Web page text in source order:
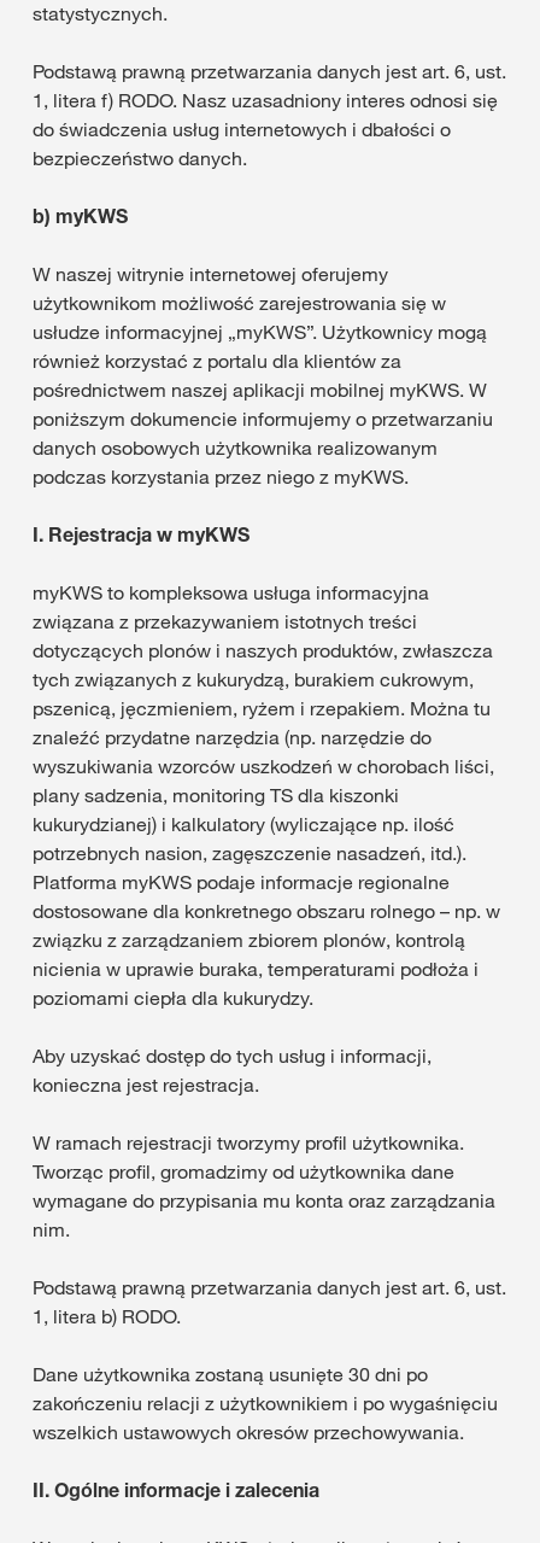
statystycznych.
Podstawą prawną przetwarzania danych jest art. 6, ust.
1, litera f) RODO. Nasz uzasadniony interes odnosi się
do świadczenia usług internetowych i dbałości o
bezpieczeństwo danych.
b) myKWS
W naszej witrynie internetowej oferujemy
użytkownikom możliwość zarejestrowania się w
usłudze informacyjnej „myKWS”. Użytkownicy mogą
również korzystać z portalu dla klientów za
pośrednictwem naszej aplikacji mobilnej myKWS. W
poniższym dokumencie informujemy o przetwarzaniu
danych osobowych użytkownika realizowanym
podczas korzystania przez niego z myKWS.
I. Rejestracja w myKWS
myKWS to kompleksowa usługa informacyjna
związana z przekazywaniem istotnych treści
dotyczących plonów i naszych produktów, zwłaszcza
tych związanych z kukurydzą, burakiem cukrowym,
pszenicą, jęczmieniem, ryżem i rzepakiem. Można tu
znaleźć przydatne narzędzia (np. narzędzie do
wyszukiwania wzorców uszkodzeń w chorobach liści,
plany sadzenia, monitoring TS dla kiszonki
kukurydzianej) i kalkulatory (wyliczające np. ilość
potrzebnych nasion, zagęszczenie nasadzeń, itd.).
Platforma myKWS podaje informacje regionalne
dostosowane dla konkretnego obszaru rolnego – np. w
związku z zarządzaniem zbiorem plonów, kontrolą
nicienia w uprawie buraka, temperaturami podłoża i
poziomami ciepła dla kukurydzy.
Aby uzyskać dostęp do tych usług i informacji,
konieczna jest rejestracja.
W ramach rejestracji tworzymy profil użytkownika.
Tworząc profil, gromadzimy od użytkownika dane
wymagane do przypisania mu konta oraz zarządzania
nim.
Podstawą prawną przetwarzania danych jest art. 6, ust.
1, litera b) RODO.
Dane użytkownika zostaną usunięte 30 dni po
zakończeniu relacji z użytkownikiem i po wygaśnięciu
wszelkich ustawowych okresów przechowywania.
II. Ogólne informacje i zalecenia